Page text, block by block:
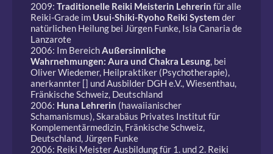
2009: Traditionelle Reiki Meisterin Lehrerin für alle
Reiki-Grade im Usui-Shiki-Ryoho Reiki System der
natürlichen Heilung bei Jürgen Funke, Isla Canaria de
Lanzarote
2006: Im BereichAußersinnliche
Wahrnehmungen: Aura und Chakra Lesung, bei
Oliver Wiedemer, Heilpraktiker (Psychotherapie),
anerkannter [] und Ausbilder DGH e.V., Wiesenthau,
Fränkische Schweiz, Deutschland
2006: Huna Lehrerin (hawaiianischer
Schamanismus), Skarabäus Privates Institut für
Komplementärmedizin, Fränkische Schweiz,
Deutschland, Jürgen Funke
2006: Reiki Meister Ausbildung für 1. und 2. Reiki